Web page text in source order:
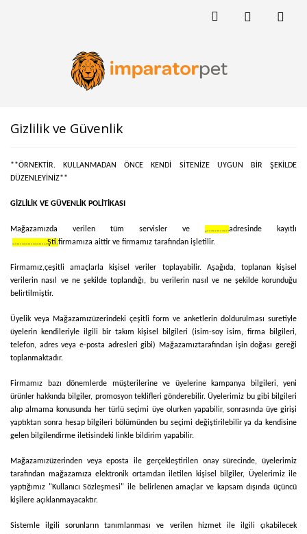
Gizlilik ve Güvenlik
**ÖRNEKTİR. KULLANMADAN ÖNCE KENDİ SİTENİZE UYGUN BİR ŞEKİLDE
DÜZENLEYİNİZ**
GİZLİLİK VE GÜVENLİK POLİTİKASI
Mağazamızda verilen tüm servisler ve ,…………adresinde kayıtlı
……………….Şti.firmamıza aittir ve firmamız tarafından işletilir.
Firmamız,çeşitli amaçlarla kişisel veriler toplayabilir. Aşağıda, toplanan kişisel
verilerin nasıl ve ne şekilde toplandığı, bu verilerin nasıl ve ne şekilde korunduğu
belirtilmiştir.
Üyelik veya Mağazamızüzerindeki çeşitli form ve anketlerin doldurulması suretiyle
üyelerin kendileriyle ilgili bir takım kişisel bilgileri (isim-soy isim, firma bilgileri,
telefon, adres veya e-posta adresleri gibi)
Mağazamıztarafından işin doğası gereği
toplanmaktadır.
Firmamız bazı dönemlerde müşterilerine ve üyelerine kampanya bilgileri, yeni
ürünler hakkında bilgiler, promosyon teklifleri gönderebilir. Üyelerimiz bu gibi bilgileri
alıp almama konusunda her türlü seçimi üye olurken yapabilir, sonrasında üye girişi
yaptıktan sonra hesap bilgileri bölümünden bu seçimi değiştirilebilir ya da kendisine
gelen bilgilendirme iletisindeki linkle bildirim yapabilir.
Mağazamızüzerinden veya eposta ile gerçekleştirilen onay sürecinde, üyelerimiz
tarafından mağazamıza elektronik ortamdan iletilen kişisel bilgiler, Üyelerimiz ile
yaptığımız "Kullanıcı Sözleşmesi" ile belirlenen amaçlar ve kapsam dışında üçüncü
kişilere açıklanmayacaktır.
Sistemle ilgili sorunların tanımlanması ve verilen hizmet ile ilgili çıkabilecek